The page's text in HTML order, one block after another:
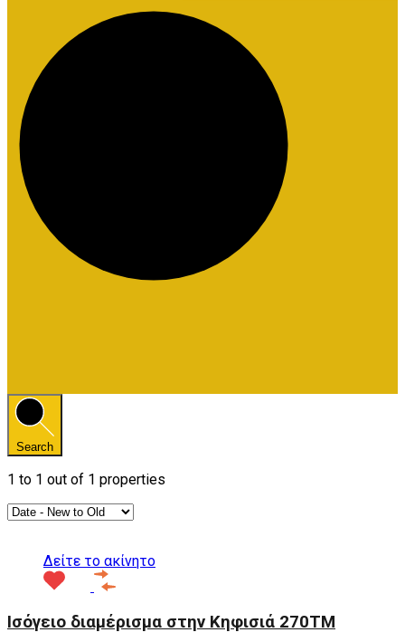
Search
1 to 1 out of 1 properties
Δείτε το ακίνητο
Ισόγειο διαμέρισμα στην Κηφισιά 270ΤΜ